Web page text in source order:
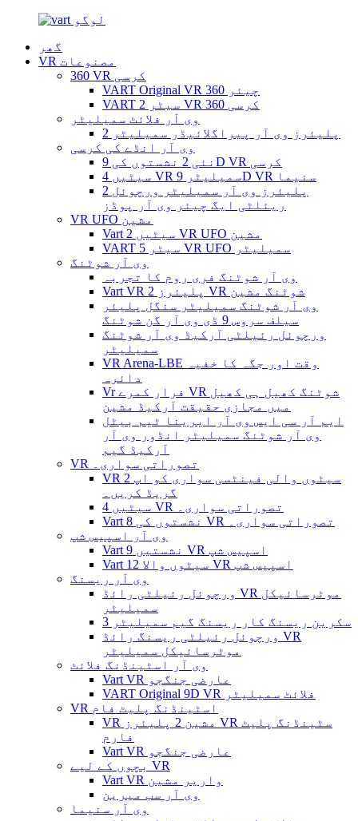
گھر
VR مصنوعات
360 VR کرسی
VART Original VR 360 چیئر
VART 2 سیٹر VR 360 کرسی
وی آر فلائٹ سمیلیٹر
2 پلیئرز وی آر پیراگلائیڈر سمیلیٹر
وی آر انڈے کی کرسی
نئی 2 نشستوں کی 9D VR کرسی
4 سیٹیں VR سمیلیٹر 9D VR سنیما
2 پلیئرز وی آر سمیلیٹر ورچوئل
ریئلٹی ایگ چیئر وی آر پوڈز
VR UFO مشین
Vart 2 سیٹیں VR UFO مشین
VART 5 سیٹر VR UFO سمیلیٹر
وی آر شوٹنگ
وی آر شوٹنگ فری روم کا تجربہ
Vart VR 2 پلیئرز VR شوٹنگ مشین
وی آر شوٹنگ سمیلیٹر سنگل پلیئر
سیلف سروس 9 ڈی وی آر گن شوٹنگ
ورچوئل رئیلٹی آرکیڈ وی آر شوٹنگ
سمیلیٹر
VR Arena-LBE وقت اور جگہ کا خفیہ
دائرہ
Vr فرار کمرے VR شوٹنگ کھیل ہی کھیل
میں مجازی حقیقت آرکیڈ مشین
ایم آر سی ایس وی آر ایرینا ٹیم بیٹل
وی آر شوٹنگ سمیلیٹر انڈور وی آر
آرکیڈ گیم
VR تصوراتی سواری۔
VR 2 سیٹوں والی فینٹسی سواری کو اپ
گریڈ کریں۔
4 سیٹیں VR تصوراتی سواری۔
Vart 8 نشستوں کی VR تصوراتی سواری۔
وی آر اسپیس شپ
Vart 9 نشستیں VR اسپیس شپ
Vart 12 سیٹوں والا VR اسپیس شپ
وی آر ریسنگ
ورچوئل رئیلٹی رائڈ VR موٹرسائیکل
سمیلیٹر
3 سکرین ریسنگ کار ریسنگ گیم سمیلیٹر
ورچوئل رئیلٹی ریسنگ رائڈ VR
موٹرسائیکل سمیلیٹر
وی آر اسٹینڈنگ فلائٹ
Vart VR عارضی جنگجو
VART Original 9D VR فلائٹ سمیلیٹر
VR اسٹینڈنگ پلیٹ فام
VR مشین 2 پلیئرز VR سٹینڈنگ پلیٹ
فارم
Vart VR عارضی جنگجو
بچوں کے لیے VR
Vart VR واریر مشین
وی آر سب میرین
وی آر سنیما